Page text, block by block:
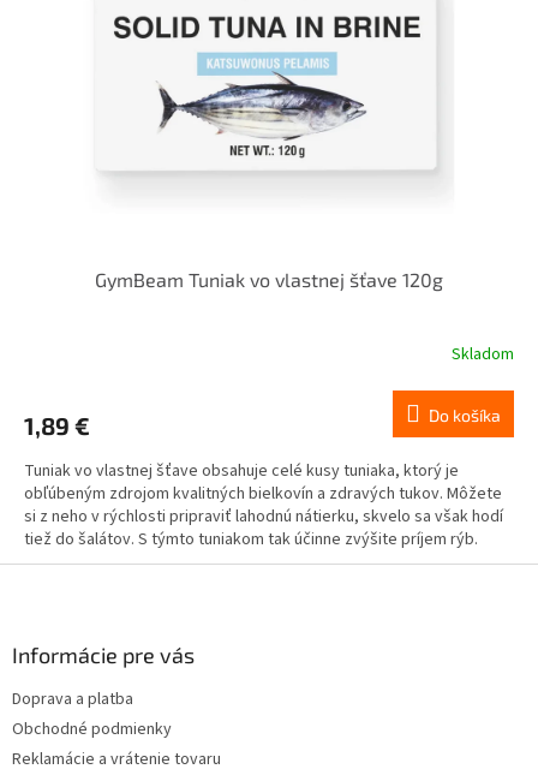
GymBeam Tuniak vo vlastnej šťave 120g
Skladom
1,89 € Do košíka
Tuniak vo vlastnej šťave obsahuje celé kusy tuniaka, ktorý je
obľúbeným zdrojom kvalitných bielkovín a zdravých tukov. Môžete
si z neho v rýchlosti pripraviť lahodnú nátierku, skvelo sa však hodí
tiež do šalátov. S týmto tuniakom tak účinne zvýšite príjem rýb.
Informácie pre vás
Doprava a platba
Obchodné podmienky
Reklamácie a vrátenie tovaru